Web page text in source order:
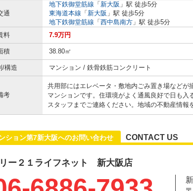
通
地下鉄御堂筋線 「 新大阪 」駅 徒歩5分
東海道本線 「 新大阪 」駅 徒歩5分
地下鉄御堂筋線 「 西中島南方 」駅 徒歩5分
料
7.9万円
積 38.80㎡
/構造 マンション / 鉄骨鉄筋コンクリート
考
共用部にはエレベータ・敷地内ごみ置き場など
マンションです。住環境がよく通風良好で日も
スタッフまでご連絡ください。地域の不動産情報
ション第7新大阪へのお問い合わせ CONTACT US
ー２１ライフネット 新大阪店